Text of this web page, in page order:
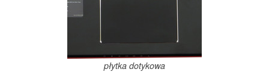
płytka dotykowa